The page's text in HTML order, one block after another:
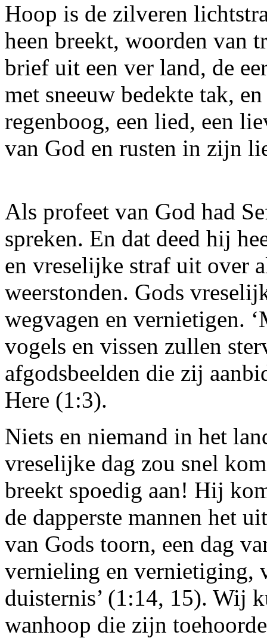
Hoop is de zilveren
heen breekt, woorden van
brief uit een ver land, de
met sneeuw bedekte tak,
regenboog, een lied, een
van God en rusten in zijn
Als profeet van God had
spreken. En dat deed hij
en vreselijke straf uit over
weerstonden. Gods
wegvagen en vernietigen.
vogels en vissen zullen
afgodsbeelden die zij
Here (1:3).
Niets en niemand in het
vreselijke dag zou snel
breekt spoedig aan! Hij
de dapperste mannen het
van Gods toorn, een dag
vernieling en vernietiging,
duisternis’ (1:14, 15). Wij
wanhoop die zijn